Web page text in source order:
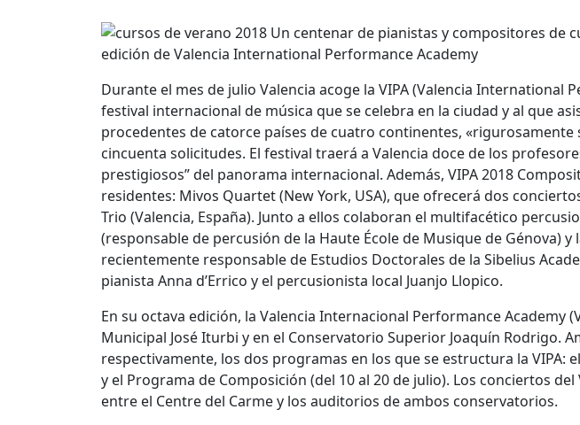
Durante el mes de julio Valencia acoge la VIPA (Valencia International
festival internacional de música que se celebra en la ciudad y al que
procedentes de catorce países de cuatro continentes, «rigurosamente
cincuenta solicitudes. El festival traerá a Valencia doce de los
prestigiosos” del panorama internacional. Además, VIPA 2018
residentes: Mivos Quartet (New York, USA), que ofrecerá dos
Trio (Valencia, España). Junto a ellos colaboran el multifacético
(responsable de percusión de la Haute École de Musique de Génova)
recientemente responsable de Estudios Doctorales de la Sibelius
pianista Anna d’Errico y el percusionista local Juanjo Llopico.
En su octava edición, la Valencia Internacional Performance Academy
Municipal José Iturbi y en el Conservatorio Superior Joaquín Rodrigo.
respectivamente, los dos programas en los que se estructura la VIPA:
y el Programa de Composición (del 10 al 20 de julio). Los conciertos
entre el Centre del Carme y los auditorios de ambos conservatorios.